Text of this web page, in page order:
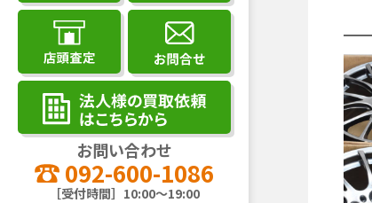
お問い合わせ
092-600-1086
［受付時間］10:00～19:00